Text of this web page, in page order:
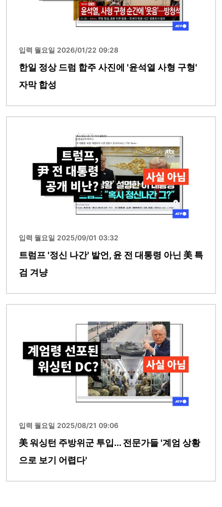
입력 월요일 2026/01/22 09:28
한일 정상 드럼 합주 사진에 '윤석열 사형 구형'
자막 합성
입력 월요일 2025/09/01 03:32
트럼프 '정신 나간' 발언, 윤 전 대통령 아닌 美 특
검 겨냥
입력 월요일 2025/08/21 09:06
美 워싱턴 주방위군 투입... 전문가들 '계엄 상황
으로 보기 어렵다'